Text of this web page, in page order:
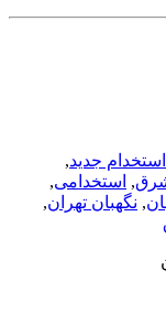
استخدام جدید,
, استخدامی,
, نگهبان تهران,